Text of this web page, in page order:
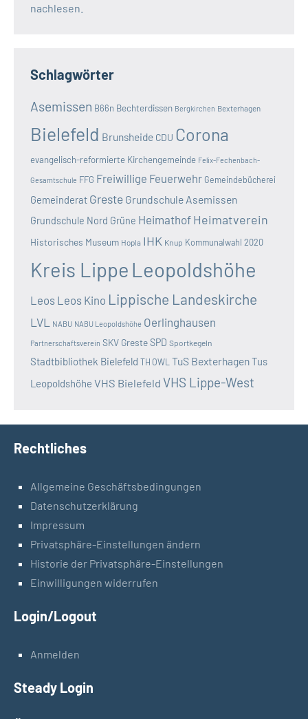
nachlesen.
Schlagwörter
Asemissen B66n Bechterdissen Bergkirchen Bexterhagen
Bielefeld Brunsheide CDU Corona
evangelisch-reformierte Kirchengemeinde Felix-Fechenbach-
Gesamtschule FFG Freiwillige Feuerwehr Gemeindebücherei
Gemeinderat Greste Grundschule Asemissen
Grundschule Nord Grüne Heimathof Heimatverein
Historisches Museum Hopla IHK Knup Kommunalwahl 2020
Kreis Lippe Leopoldshöhe
Leos Leos Kino Lippische Landeskirche
LVL NABU NABU Leopoldshöhe Oerlinghausen
Partnerschaftsverein SKV GresteSPD Sportkegeln
Stadtbibliothek Bielefeld TH OWL TuS BexterhagenTus
Leopoldshöhe VHS Bielefeld VHS Lippe-West
Rechtliches
Allgemeine Geschäftsbedingungen
Datenschutzerklärung
Impressum
Privatsphäre-Einstellungen ändern
Historie der Privatsphäre-Einstellungen
Einwilligungen widerrufen
Login/Logout
Anmelden
Steady Login